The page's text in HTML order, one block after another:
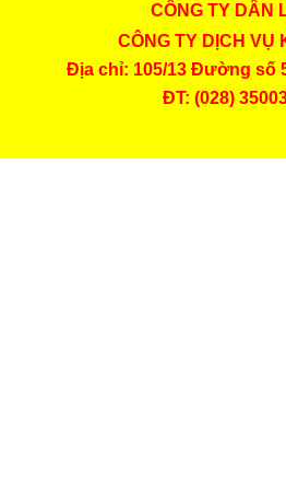
...xem
...xem
CÔNG TY DÂN
CÔNG TY DỊCH VỤ
Địa chỉ: 105/13 Đường số
ĐT: (028)